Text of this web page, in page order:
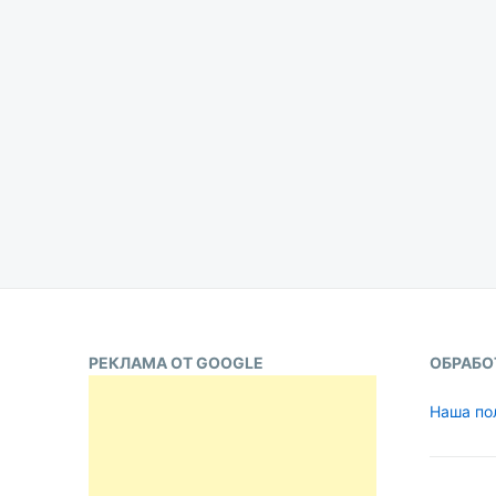
РЕКЛАМА ОТ GOOGLE
Наша